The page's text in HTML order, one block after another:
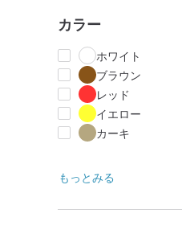
カラー
ホワイト
ブラウン
レッド
イエロー
カーキ
もっとみる